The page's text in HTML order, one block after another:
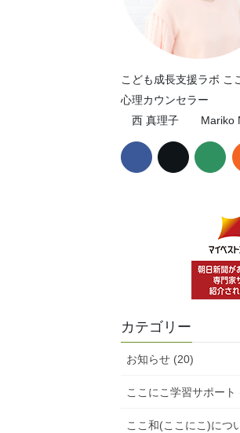
こども成長支援ラボ こ
心理カウンセラー
西 真理子
カテゴリー
お知らせ (20)
ここにこ学習サポート
ここ和(ここにこ)につ